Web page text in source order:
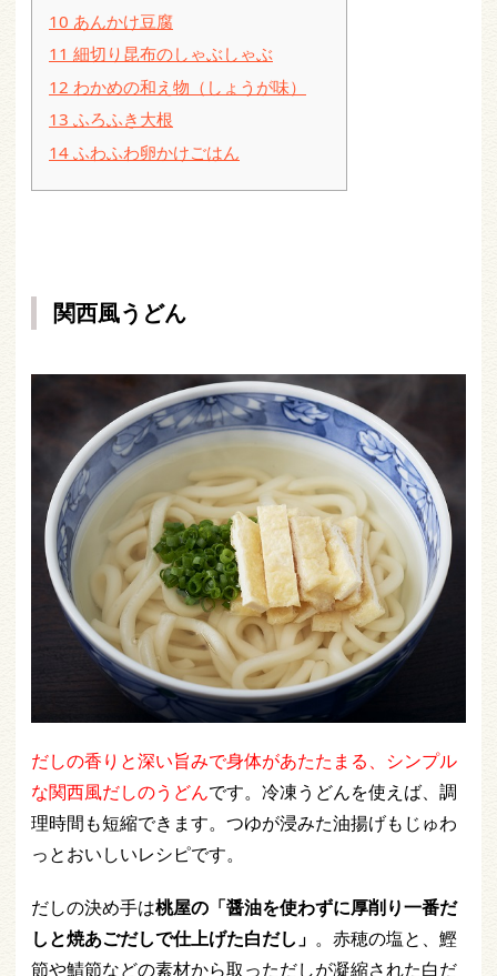
10 あんかけ豆腐
11 細切り昆布のしゃぶしゃぶ
12 わかめの和え物（しょうが味）
13 ふろふき大根
14 ふわふわ卵かけごはん
関西風うどん
だしの香りと深い旨みで身体があたたまる、シンプル
な関西風だしのうどんです。冷凍うどんを使えば、調
理時間も短縮できます。つゆが浸みた油揚げもじゅわ
っとおいしいレシピです。
だしの決め手は桃屋の「醤油を使わずに厚削り一番だ
しと焼あごだしで仕上げた白だし」 。赤穂の塩と、鰹
節や鯖節などの素材から取っただしが凝縮された白だ